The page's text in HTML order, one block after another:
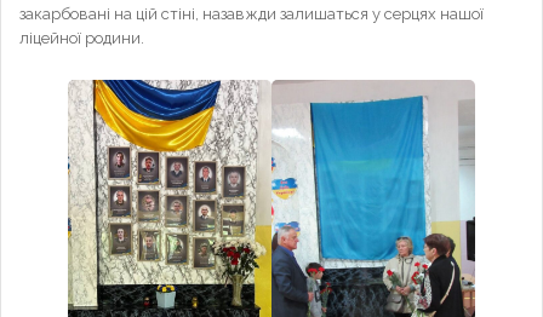
закарбовані на цій стіні, назавжди залишаться у серцях нашої
ліцейної родини.